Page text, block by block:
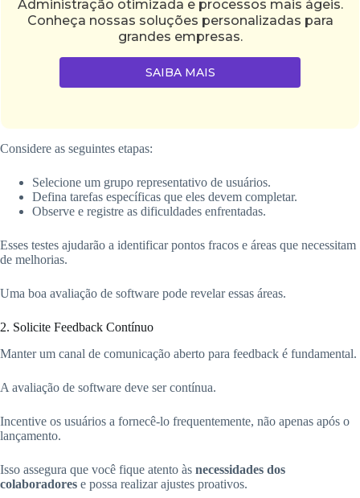
Administração otimizada e processos mais ágeis.
Conheça nossas soluções personalizadas para
grandes empresas.
SAIBA MAIS
Considere as seguintes etapas:
Selecione um grupo representativo de usuários.
Defina tarefas específicas que eles devem completar.
Observe e registre as dificuldades enfrentadas.
Esses testes ajudarão a identificar pontos fracos e áreas que necessitam
de melhorias.
Uma boa avaliação de software pode revelar essas áreas.
2. Solicite Feedback Contínuo
Manter um canal de comunicação aberto para feedback é fundamental.
A avaliação de software deve ser contínua.
Incentive os usuários a fornecê-lo frequentemente, não apenas após o
lançamento.
Isso assegura que você fique atento às necessidades dos
colaboradores e possa realizar ajustes proativos.